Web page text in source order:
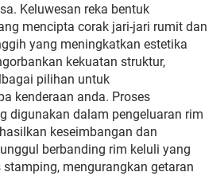
Keluwesan reka bentuk
mencipta corak jari-jari rumit dan
yang meningkatkan estetika
kekuatan struktur,
pilihan untuk
kenderaan anda. Proses
digunakan dalam pengeluaran rim
keseimbangan dan
berbanding rim keluli yang
mengurangkan getaran